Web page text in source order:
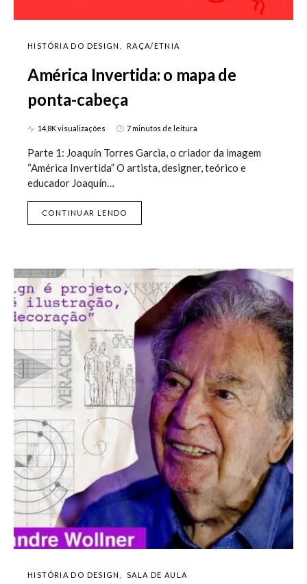
HISTÓRIA DO DESIGN RAÇA/ETNIA
América Invertida: o mapa de
ponta-cabeça
14,8K visualizações 7 minutos de leitura
Parte 1: Joaquín Torres Garcia, o criador da imagem
“América Invertida” O artista, designer, teórico e
educador Joaquín…
CONTINUAR LENDO
HISTÓRIA DO DESIGN SALA DE AULA